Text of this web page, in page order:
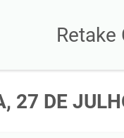
Retake
27 DE